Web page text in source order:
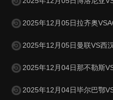
2025年12月05日拉齐奥
2025年12月05日曼联VS西
2025年12月04日那不勒斯VS卡
2025年12月04日毕尔巴鄂